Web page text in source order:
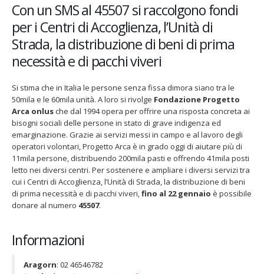
di
Progetto
Arca
sostegno
senza
dimora
Con un SMS al 45507 si raccolgono fondi
per i Centri di Accoglienza, l’Unità di
Strada, la distribuzione di beni di prima
necessità e di pacchi viveri
Si stima che in Italia le persone senza fissa dimora siano tra le
50mila e le 60mila unità. A loro si rivolge Fondazione Progetto
Arca onlusche dal 1994 opera per offrire una risposta concreta ai
bisogni sociali delle persone in stato di grave indigenza ed
emarginazione. Grazie ai servizi messi in campo e al lavoro degli
operatori volontari, Progetto Arca è in grado oggi di aiutare più di
11mila persone, distribuendo 200mila pasti e offrendo 41mila posti
letto nei diversi centri. Per sostenere e ampliare i diversi servizi tra
cui i Centri di Accoglienza, l’Unità di Strada, la distribuzione di beni
di prima necessità e di pacchi viveri,fino al 22 gennaio è possibile
donare al numero 45507.
Informazioni
Aragorn: 02 46546782
Fino al 29 marzo 2026 – Anziani
malati e fragili, VIDAS lancia
una campagna per rafforzare
l’assistenza domiciliare
13 dicembre 2024 – In
carnet per le Prove
della Filarmonica della